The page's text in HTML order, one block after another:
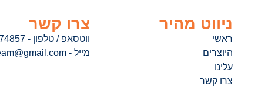
ניווט מהיר
ראשי
היוצרים
עלינו
צרו קשר
צרו קשר
ווטסאפ / טלפון - 052-8974857
מייל - hubility.team@gmail.com